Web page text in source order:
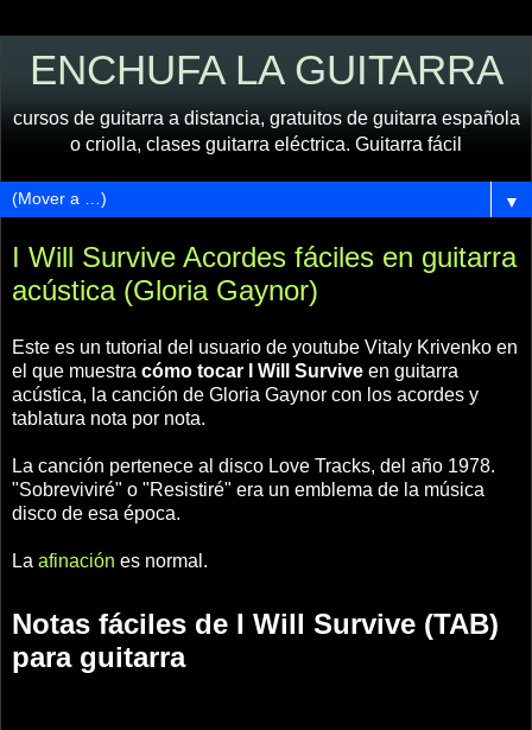
ENCHUFA LA GUITARRA
cursos de guitarra a distancia, gratuitos de guitarra española
o criolla, clases guitarra eléctrica. Guitarra fácil
▼
I Will Survive Acordes fáciles en guitarra
acústica (Gloria Gaynor)
Este es un tutorial del usuario de youtube Vitaly Krivenko en
el que muestra cómo tocar I Will Survive en guitarra
acústica, la canción de Gloria Gaynor con los acordes y
tablatura nota por nota.
La canción pertenece al disco Love Tracks, del año 1978.
"Sobreviviré" o "Resistiré" era un emblema de la música
disco de esa época.
La afinación es normal.
Notas fáciles de I Will Survive (TAB)
para guitarra